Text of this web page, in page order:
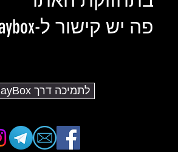
פה יש קישור ל-paybox שלנו :)
לתמיכה דרך PayBox